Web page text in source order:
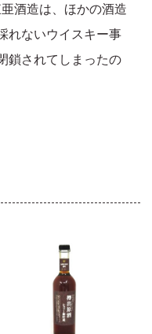
酒造は、ほかの酒造
れないウイスキー事
鎖されてしまったの